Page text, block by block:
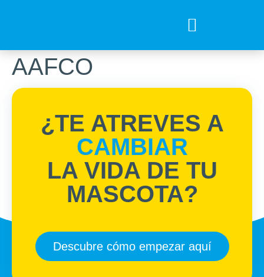
AAFCO
¿TE ATREVES A
CAMBIAR
LA VIDA DE TU
MASCOTA?
Descubre cómo empezar aquí